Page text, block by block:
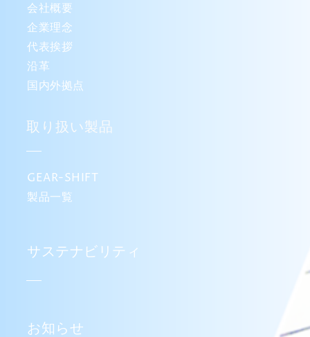
会社概要
企業理念
代表挨拶
沿革
国内外拠点
取り扱い製品
GEAR-SHIFT
製品一覧
サステナビリティ
お知らせ